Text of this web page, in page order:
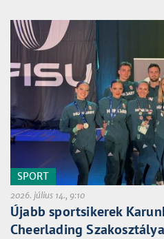
SPORT
2026. július 14., 9:10
Újabb sportsikerek
Cheerlading